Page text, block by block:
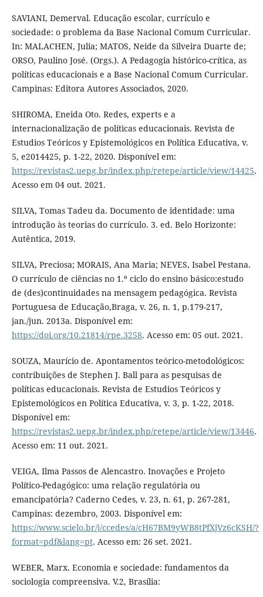
SAVIANI, Demerval. Educação escolar, currículo e
sociedade: o problema da Base Nacional Comum Curricular.
In: MALACHEN, Julia; MATOS, Neide da Silveira Duarte de;
ORSO, Paulino José. (Orgs.). A Pedagogia histórico-crítica, as
políticas educacionais e a Base Nacional Comum Curricular.
Campinas: Editora Autores Associados, 2020.
SHIROMA, Eneida Oto. Redes, experts e a
internacionalização de políticas educacionais. Revista de
Estudios Teóricos y Epistemológicos en Política Educativa, v.
5, e2014425, p. 1-22, 2020. Disponível em:
https://revistas2.uepg.br/index.php/retepe/article/view/14425.
Acesso em 04 out. 2021.
SILVA, Tomas Tadeu da. Documento de identidade: uma
introdução às teorias do currículo. 3. ed. Belo Horizonte:
Autêntica, 2019.
SILVA, Preciosa; MORAIS, Ana Maria; NEVES, Isabel Pestana.
O currículo de ciências no 1.º ciclo do ensino básico:estudo
de (des)continuidades na mensagem pedagógica. Revista
Portuguesa de Educação,Braga, v. 26, n. 1, p.179-217,
jan./jun. 2013a. Disponível em:
https://doi.org/10.21814/rpe.3258. Acesso em: 05 out. 2021.
SOUZA, Maurício de. Apontamentos teórico-metodológicos:
contribuições de Stephen J. Ball para as pesquisas de
políticas educacionais. Revista de Estudios Teóricos y
Epistemológicos en Política Educativa, v. 3, p. 1-22, 2018.
Disponível em:
https://revistas2.uepg.br/index.php/retepe/article/view/13446.
Acesso em: 11 out. 2021.
VEIGA, Ilma Passos de Alencastro. Inovações e Projeto
Político-Pedagógico: uma relação regulatória ou
emancipatória? Caderno Cedes, v. 23, n. 61, p. 267-281,
Campinas: dezembro, 2003. Disponível em:
https://www.scielo.br/j/ccedes/a/cH67BM9yWB8tPfXjVz6cKSH/?
format=pdf&lang=pt. Acesso em: 26 set. 2021.
WEBER, Marx. Economia e sociedade: fundamentos da
sociologia compreensiva. V.2, Brasília: